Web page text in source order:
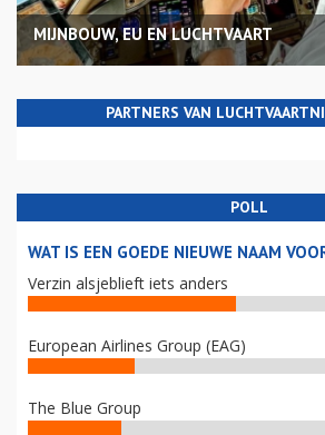
MIJNBOUW, EU EN LUCHTVAART
PARTNERS VAN
POLL
WAT IS EEN GOEDE NIEUWE NAAM
Verzin alsjeblieft iets anders
European Airlines Group (EAG)
The Blue Group